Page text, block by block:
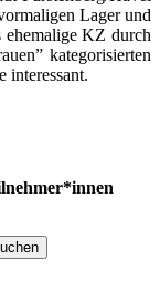
Lager und
ehemalige KZ durch
kategorisierten
interessant.